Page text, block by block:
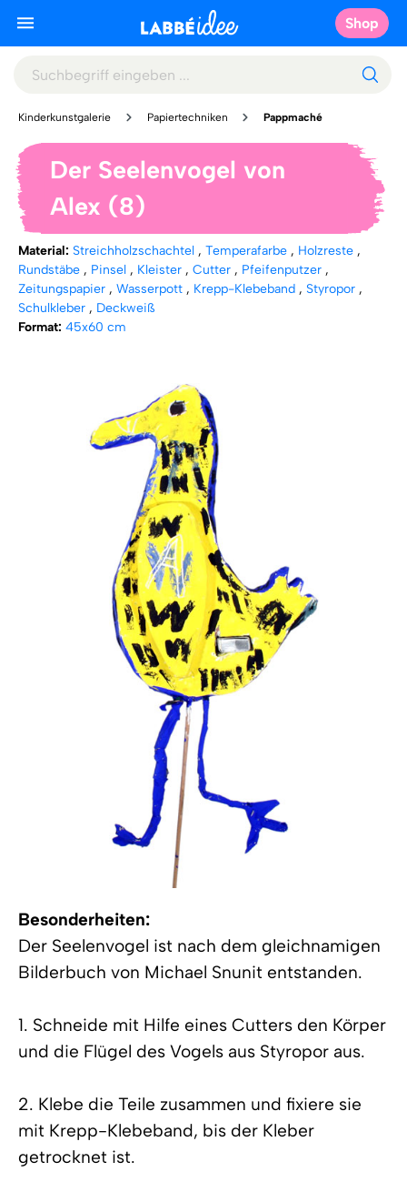
Shop
Kinderkunstgalerie Papiertechniken Pappmaché
Der Seelenvogel von
Alex (8)
Material: Streichholzschachtel , Temperafarbe , Holzreste ,
Rundstäbe , Pinsel , Kleister , Cutter , Pfeifenputzer ,
Zeitungspapier , Wasserpott , Krepp-Klebeband , Styropor ,
Schulkleber , Deckweiß
Format: 45x60 cm
Besonderheiten:
Der Seelenvogel ist nach dem gleichnamigen
Bilderbuch von Michael Snunit entstanden.
1. Schneide mit Hilfe eines Cutters den Körper
und die Flügel des Vogels aus Styropor aus.
2. Klebe die Teile zusammen und fixiere sie
mit Krepp-Klebeband, bis der Kleber
getrocknet ist.